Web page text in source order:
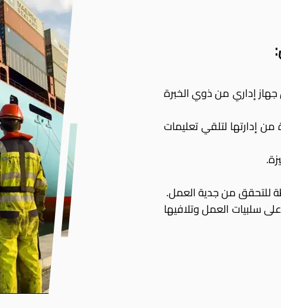
إداري من ذوي الخبرة
إدارتها لتلقي تعليمات
سلبيات العمل وتلافيها